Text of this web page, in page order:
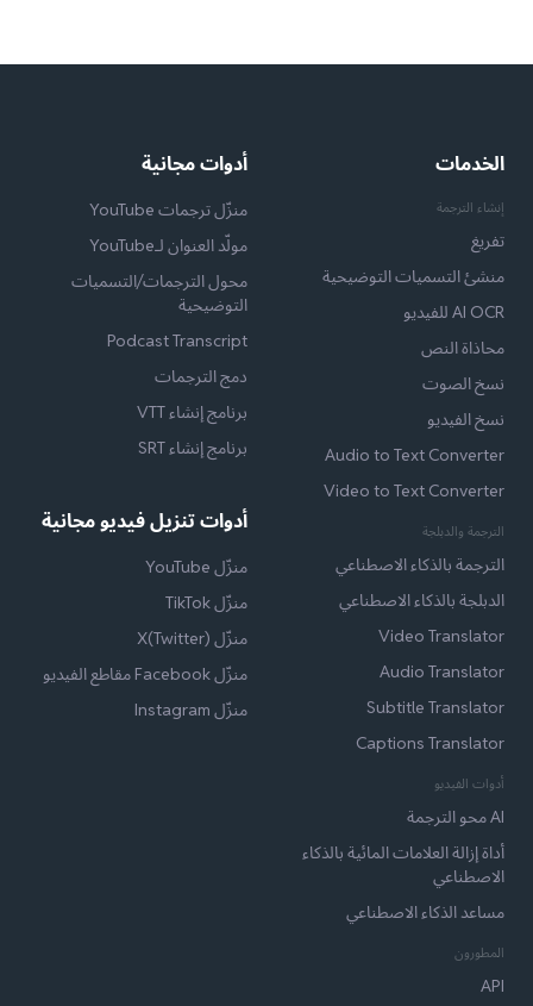
الخدمات
إنشاء الترجمة
تفريغ
منشئ التسميات التوضيحية
AI OCR للفيديو
محاذاة النص
نسخ الصوت
نسخ الفيديو
Audio to Text Converter
Video to Text Converter
الترجمة والدبلجة
الترجمة بالذكاء الاصطناعي
الدبلجة بالذكاء الاصطناعي
Video Translator
Audio Translator
Subtitle Translator
Captions Translator
أدوات الفيديو
AI محو الترجمة
أداة إزالة العلامات المائية بالذكاء
الاصطناعي
مساعد الذكاء الاصطناعي
المطورون
API
أدوات مجانية
منزّل ترجمات YouTube
مولّد العنوان لـYouTube
محول الترجمات/التسميات
التوضيحية
Podcast Transcript
دمج الترجمات
برنامج إنشاء VTT
برنامج إنشاء SRT
أدوات تنزيل فيديو مجانية
منزّل YouTube
منزّل TikTok
منزّل X(Twitter)
منزّل Facebook مقاطع الفيديو
منزّل Instagram